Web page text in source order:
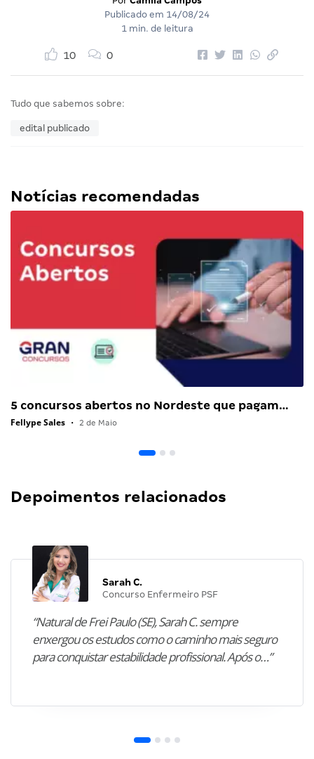
Publicado em 14/08/24
1 min. de leitura
10 0
Tudo que sabemos sobre:
edital publicado
Notícias recomendadas
5 concursos abertos no Nordeste que pagam…
Fellype Sales • 2 de Maio
Depoimentos relacionados
Sarah C.
Concurso Enfermeiro PSF
“Natural de Frei Paulo (SE), Sarah C. sempre
enxergou os estudos como o caminho mais seguro
para conquistar estabilidade profissional. Após o…”